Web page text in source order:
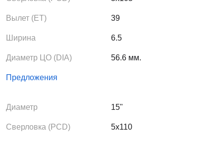
Вылет (ЕТ) 39
Ширина 6.5
Диаметр ЦО (DIA) 56.6 мм.
Предложения
Диаметр 15"
Сверловка (PCD) 5x110